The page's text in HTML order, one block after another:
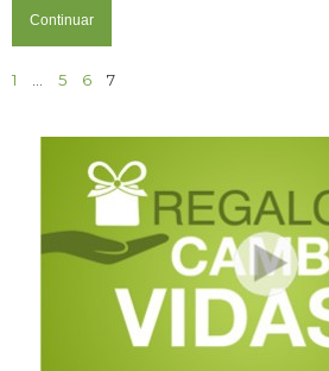
Continuar
1 5 6 7